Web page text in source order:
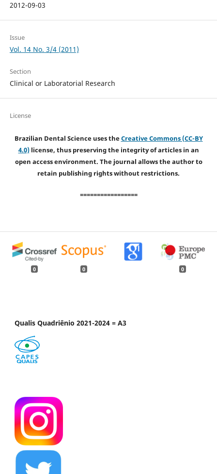
2012-09-03
Issue
Vol. 14 No. 3/4 (2011)
Section
Clinical or Laboratorial Research
License
Brazilian Dental Science uses theCreative Commons (CC-BY
4.0)license, thus preserving the integrity of articles in an
open access environment. The journal allows the author to
retain publishing rights without restrictions.
=================
0 0 0
Qualis Quadriênio 2021-2024 = A3